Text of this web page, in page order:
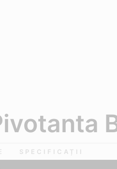
SPECIFICAȚII